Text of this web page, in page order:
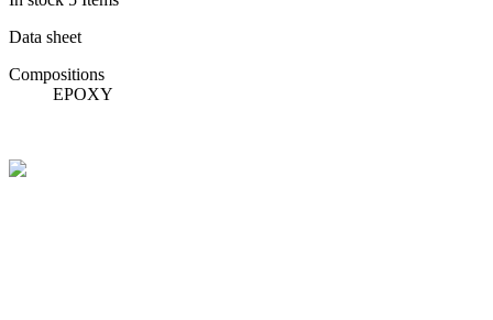
Data sheet
Compositions
EPOXY